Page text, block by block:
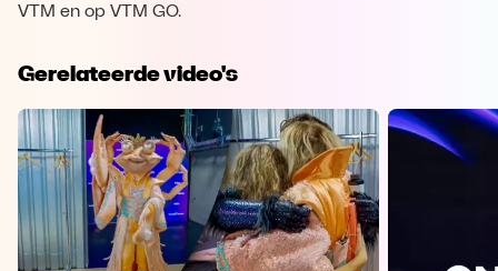
VTM en op VTM GO.
Gerelateerde video's